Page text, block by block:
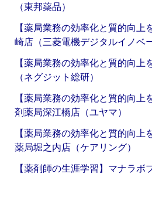
（東邦薬品）
【薬局業務の効率化と質的向上
崎店（三菱電機デジタルイノベ
【薬局業務の効率化と質的向上
（ネグジット総研）
【薬局業務の効率化と質的向上
剤薬局深江橋店（ユヤマ）
【薬局業務の効率化と質的向上
薬局堀之内店（ケアリング）
【薬剤師の生涯学習】マナラボ